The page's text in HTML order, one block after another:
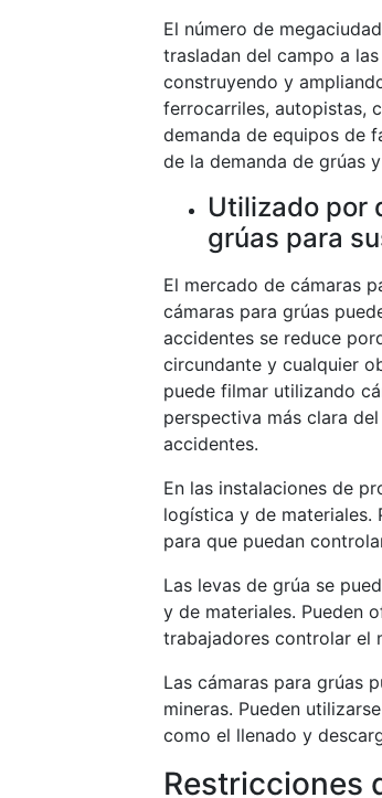
El número de
trasladan del campo a
construyendo y
ferrocarriles, autopistas,
demanda de equipos de
de la demanda de grúas
Utilizado por
grúas para
El mercado de cámaras
cámaras para grúas
accidentes se reduce
circundante y cualquier
puede filmar utilizando
perspectiva más clara
accidentes.
En las instalaciones de
logística y de materiales.
para que puedan
Las levas de grúa se
y de materiales. Pueden
trabajadores controlar el
Las cámaras para grúas
mineras. Pueden
como el llenado y
Restricciones